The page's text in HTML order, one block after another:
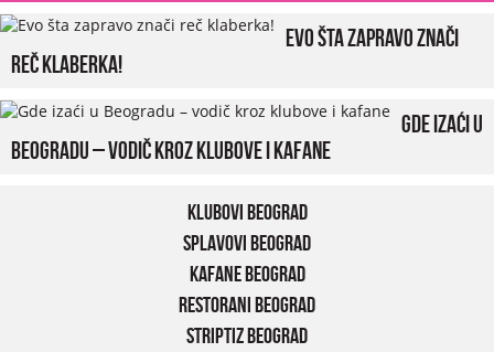
Evo šta zapravo znači
reč klaberka!
Gde izaći u
Beogradu – vodič kroz klubove i kafane
Klubovi Beograd
Splavovi Beograd
Kafane Beograd
Restorani Beograd
Striptiz Beograd